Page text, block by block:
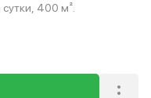
400 м².